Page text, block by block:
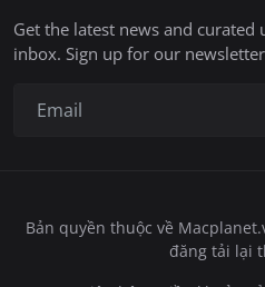
Get the latest news and
inbox. Sign up for our
Bản quyền thuộc về
đăng tải lại